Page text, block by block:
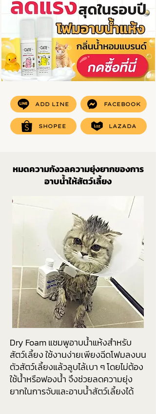
ADD LINE FACEBOOK
SHOPEE LAZADA
หมดความกังวลความยุ่งยากของการ
อาบน้ำให้สัตว์เลี้ยง
Dry Foam แชมพูอาบน้ำแห้งสำหรับ
สัตว์เลี้ยง ใช้งานง่ายเพียงฉีดโฟมลงบน
ตัวสัตว์เลี้ยงแล้วลูบไล้เบา ๆ โดยไม่ต้อง
ใช้น้ำหรือฟองน้ำ จึงช่วยลดความยุ่ง
ยากในการจับและอาบน้ำสัตว์เลี้ยงได้